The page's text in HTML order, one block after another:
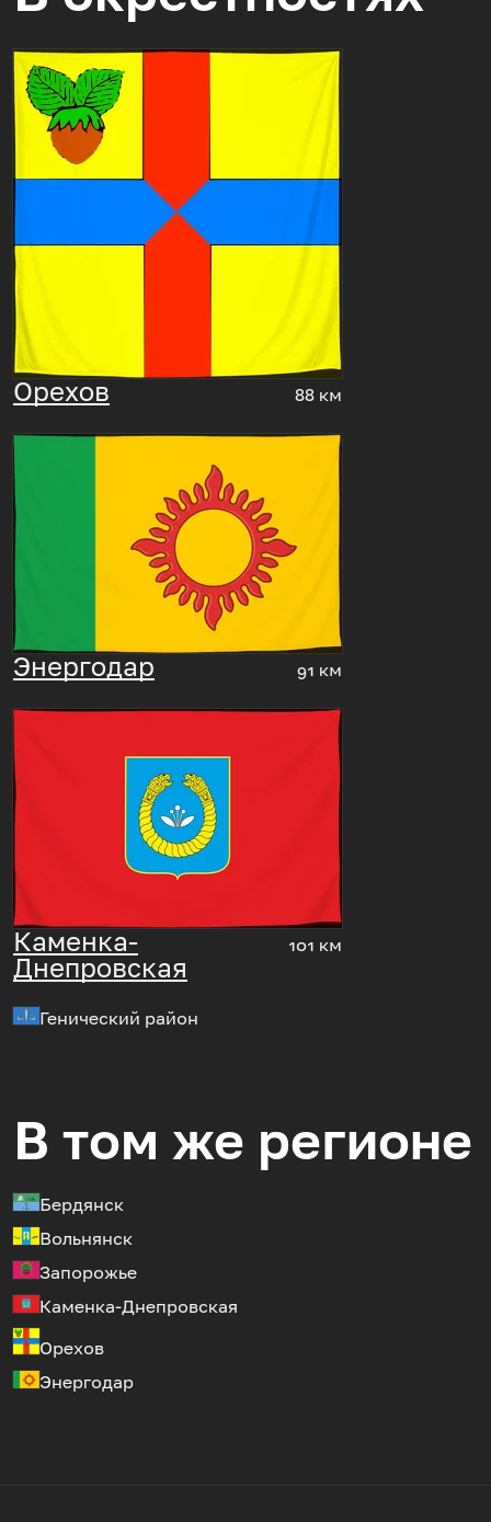
Орехов 88 км
Энергодар 91 км
Каменка-
Днепровская
101 км
Генический район
В том же регионе
Бердянск
Вольнянск
Запорожье
Каменка-Днепровская
Орехов
Энергодар